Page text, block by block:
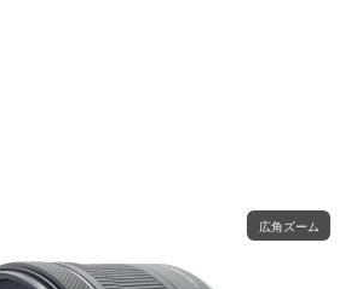
広角ズーム